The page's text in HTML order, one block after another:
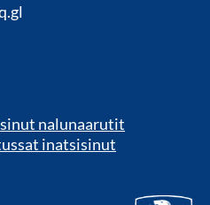
nalunaarutit
inatsisinut